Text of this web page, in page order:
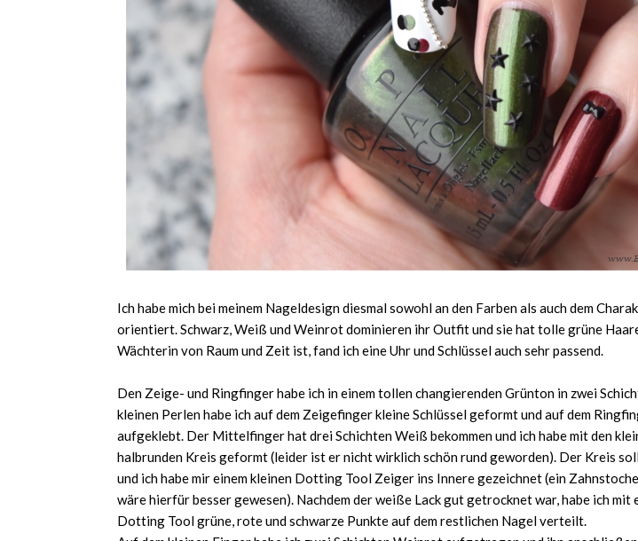
Ich habe mich bei meinem Nageldesign diesmal sowohl an den Farben als auch dem
orientiert. Schwarz, Weiß und Weinrot dominieren ihr Outfit und sie hat tolle grüne
Wächterin von Raum und Zeit ist, fand ich eine Uhr und Schlüssel auch sehr passend.
Den Zeige- und Ringfinger habe ich in einem tollen changierenden Grünton in zwei
kleinen Perlen habe ich auf dem Zeigefinger kleine Schlüssel geformt und auf dem
aufgeklebt. Der Mittelfinger hat drei Schichten Weiß bekommen und ich habe mit den
halbrunden Kreis geformt (leider ist er nicht wirklich schön rund geworden). Der Kreis
und ich habe mir einem kleinen Dotting Tool Zeiger ins Innere gezeichnet (ein
wäre hierfür besser gewesen). Nachdem der weiße Lack gut getrocknet war, habe ich mit
Dotting Tool grüne, rote und schwarze Punkte auf dem restlichen Nagel verteilt.